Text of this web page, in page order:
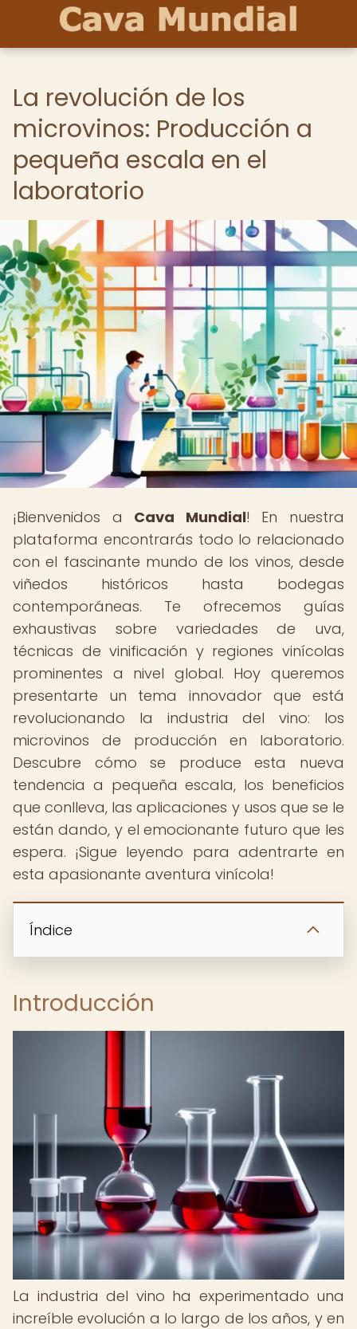
La revolución de los
microvinos: Producción a
pequeña escala en el
laboratorio
¡Bienvenidos a Cava Mundial! En nuestra
plataforma encontrarás todo lo relacionado
con el fascinante mundo de los vinos, desde
viñedos históricos hasta bodegas
contemporáneas. Te ofrecemos guías
exhaustivas sobre variedades de uva,
técnicas de vinificación y regiones vinícolas
prominentes a nivel global. Hoy queremos
presentarte un tema innovador que está
revolucionando la industria del vino: los
microvinos de producción en laboratorio.
Descubre cómo se produce esta nueva
tendencia a pequeña escala, los beneficios
que conlleva, las aplicaciones y usos que se le
están dando, y el emocionante futuro que les
espera. ¡Sigue leyendo para adentrarte en
esta apasionante aventura vinícola!
Índice
Introducción
La industria del vino ha experimentado una
increíble evolución a lo largo de los años, y en